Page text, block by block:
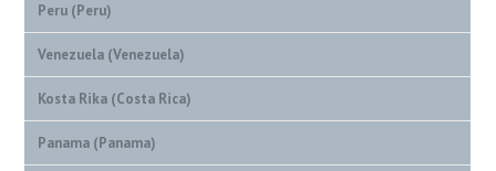
Peru (Peru)
Venezuela (Venezuela)
Kosta Rika (Costa Rica)
Panama (Panama)